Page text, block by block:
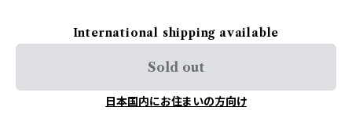
International shipping available
Sold out
日本国内にお住まいの方向け